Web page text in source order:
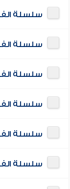
سلسلة
سلسلة
سلسلة
سلسلة
سلسلة
سلسلة